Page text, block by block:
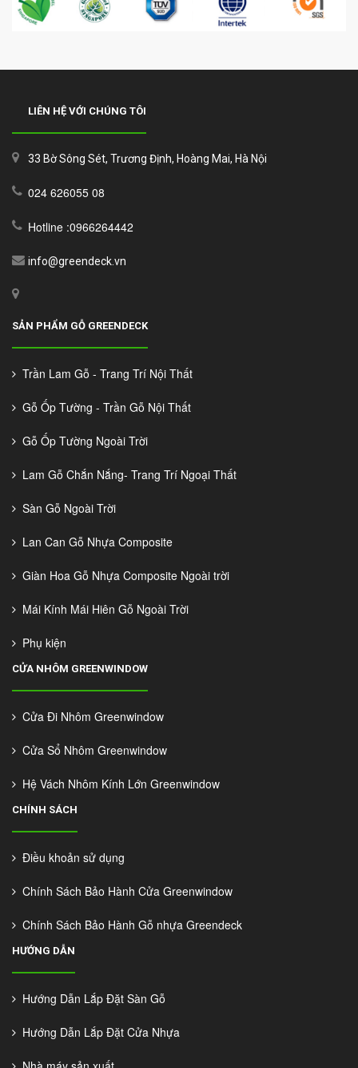
LIÊN HỆ VỚI CHÚNG TÔI
33 Bờ Sông Sét, Trương Định, Hoàng Mai, Hà Nội
024 626055 08
Hotline :0966264442
info@greendeck.vn
SẢN PHẨM GỖ GREENDECK
Trần Lam Gỗ - Trang Trí Nội Thất
Gỗ Ốp Tường - Trần Gỗ Nội Thất
Gỗ Ốp Tường Ngoài Trời
Lam Gỗ Chắn Nắng- Trang Trí Ngoại Thất
Sàn Gỗ Ngoài Trời
Lan Can Gỗ Nhựa Composite
Giàn Hoa Gỗ Nhựa Composite Ngoài trời
Mái Kính Mái Hiên Gỗ Ngoài Trời
Phụ kiện
CỬA NHÔM GREENWINDOW
Cửa Đi Nhôm Greenwindow
Cửa Sổ Nhôm Greenwindow
Hệ Vách Nhôm Kính Lớn Greenwindow
CHÍNH SÁCH
Điều khoản sử dụng
Chính Sách Bảo Hành Cửa Greenwindow
Chính Sách Bảo Hành Gỗ nhựa Greendeck
HƯỚNG DẪN
Hướng Dẫn Lắp Đặt Sàn Gỗ
Hướng Dẫn Lắp Đặt Cửa Nhựa